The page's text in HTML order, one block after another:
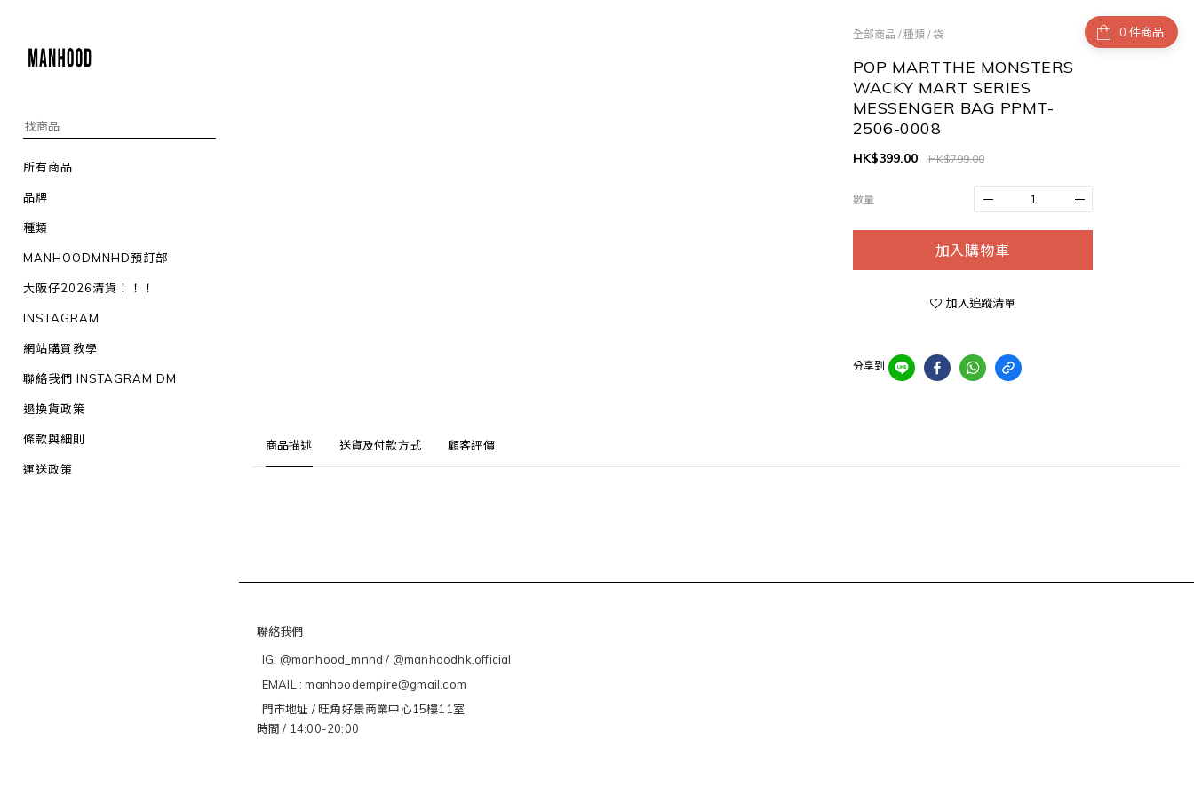
所有商品
品牌
種類
MANHOODMNHD預訂部
大阪仔2026清貨！！！
INSTAGRAM
網站購買教學
聯絡我們 INSTAGRAM DM
退換貨政策
條款與細則
運送政策
件商品
全部商品 /種類/ 袋
POP MARTTHE MONSTERS
WACKY MART SERIES
MESSENGER BAG PPMT-
2506-0008
HK$799.00
HK$399.00
數量
加入購物車
加入追蹤清單
分享到
商品描述 送貨及付款方式 顧客評價
聯絡我們
IG: @manhood_mnhd / @manhoodhk.official
EMAIL : manhoodempire@gmail.com
門市地址 / 旺角好景商業中心15樓11室
時間 / 14:00-20:00